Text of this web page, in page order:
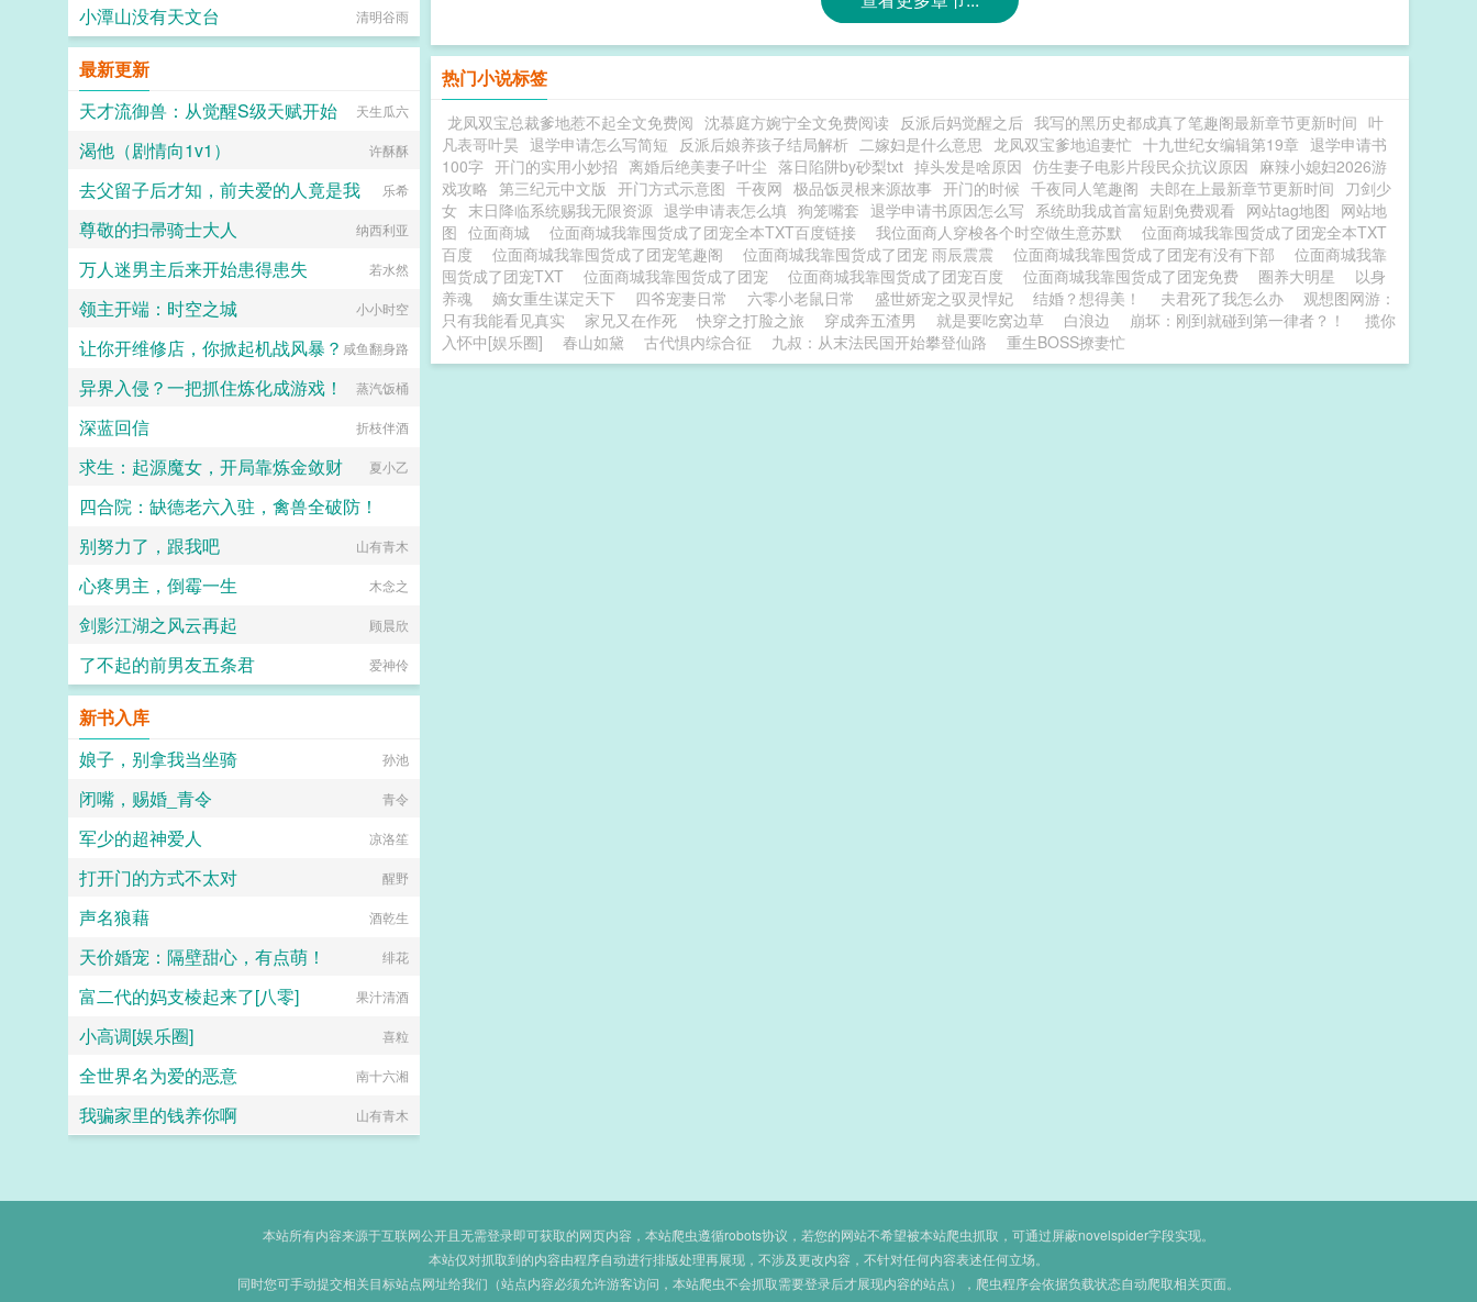
热门小说标签
龙凤双宝总裁爹地惹不起全文免费阅 沈慕庭方婉宁全文免费阅读 反派后妈觉醒之后 我写的黑历史都成真了笔趣阁最新章节更新时间 叶
凡表哥叶昊 退学申请怎么写简短 反派后娘养孩子结局解析 二嫁妇是什么意思 龙凤双宝爹地追妻忙 十九世纪女编辑第19章 退学申请书
100字 开门的实用小妙招 离婚后绝美妻子叶尘 落日陷阱by砂梨txt 掉头发是啥原因 仿生妻子电影片段民众抗议原因 麻辣小媳妇2026游
戏攻略 第三纪元中文版 开门方式示意图 千夜网 极品饭灵根来源故事 开门的时候 千夜同人笔趣阁 夫郎在上最新章节更新时间
刀剑少
女 末日降临系统赐我无限资源 退学申请表怎么填 狗笼嘴套 退学申请书原因怎么写 系统助我成首富短剧免费观看 网站tag地图 网站地
图 位面商城 位面商城我靠囤货成了团宠全本TXT百度链接 我位面商人穿梭各个时空做生意苏默
位面商城我靠囤货成了团宠全本TXT
百度
位面商城我靠囤货成了团宠笔趣阁 位面商城我靠囤货成了团宠 雨辰震震 位面商城我靠囤货成了团宠有没有下部
位面商城我靠
囤货成了团宠TXT
位面商城我靠囤货成了团宠 位面商城我靠囤货成了团宠百度 位面商城我靠囤货成了团宠免费 圈养大明星
以身
养魂
嫡女重生谋定天下 四爷宠妻日常 六零小老鼠日常 盛世娇宠之驭灵悍妃 结婚？想得美！ 夫君死了我怎么办
观想图网游：
只有我能看见真实
家兄又在作死 快穿之打脸之旅 穿成奔五渣男 就是要吃窝边草 白浪边 崩坏：刚到就碰到第一律者？！
揽你
入怀中[娱乐圈]
春山如黛 古代惧内综合征 九叔：从末法民国开始攀登仙路 重生BOSS撩妻忙
小潭山没有天文台 清明谷雨
最新更新
天才流御兽：从觉醒S级天赋开始
天生瓜六
渴他（剧情向1v1） 许酥酥
去父留子后才知，前夫爱的人竟是我 乐希
尊敬的扫帚骑士大人 纳西利亚
万人迷男主后来开始患得患失 若水然
领主开端：时空之城 小小时空
让你开维修店，你掀起机战风暴？ 咸鱼翻身路
异界入侵？一把抓住炼化成游戏！ 蒸汽饭桶
深蓝回信 折枝伴酒
求生：起源魔女，开局靠炼金敛财 夏小乙
四合院：缺德老六入驻，禽兽全破防！
一把破键盘
别努力了，跟我吧 山有青木
心疼男主，倒霉一生 木念之
剑影江湖之风云再起 顾晨欣
了不起的前男友五条君 爱神伶
新书入库
娘子，别拿我当坐骑
孙池
闭嘴，赐婚_青令 青令
军少的超神爱人 凉洛笙
打开门的方式不太对 醒野
声名狼藉 酒乾生
天价婚宠：隔壁甜心，有点萌！ 绯花
富二代的妈支棱起来了[八零] 果汁清酒
小高调[娱乐圈] 喜粒
全世界名为爱的恶意 南十六湘
我骗家里的钱养你啊 山有青木
本站所有内容来源于互联网公开且无需登录即可获取的网页内容，本站爬虫遵循robots协议，若您的网站不希望被本站爬虫抓取，可通过屏蔽novelspider字段实现。
本站仅对抓取到的内容由程序自动进行排版处理再展现，不涉及更改内容，不针对任何内容表述任何立场。
同时您可手动提交相关目标站点网址给我们（站点内容必须允许游客访问，本站爬虫不会抓取需要登录后才展现内容的站点），爬虫程序会依据负载状态自动爬取相关页面。